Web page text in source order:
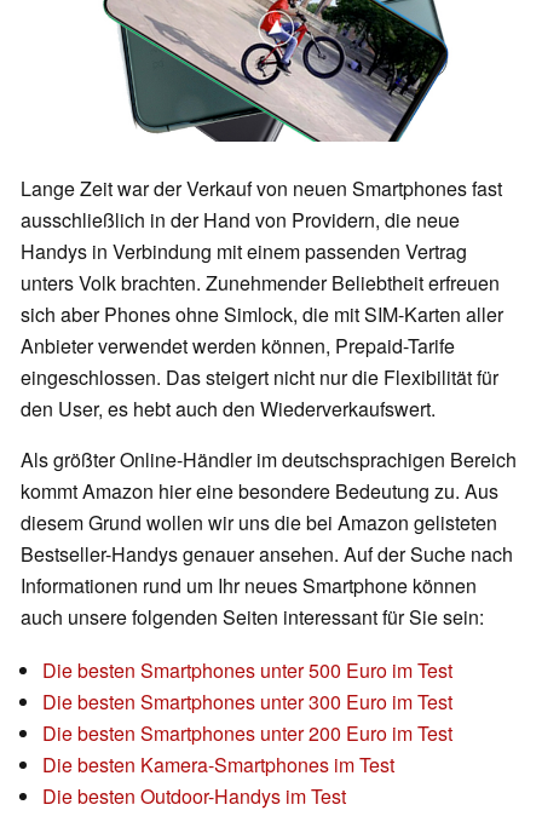
Lange Zeit war der Verkauf von neuen Smartphones fast
ausschließlich in der Hand von Providern, die neue
Handys in Verbindung mit einem passenden Vertrag
unters Volk brachten. Zunehmender Beliebtheit erfreuen
sich aber Phones ohne Simlock, die mit SIM-Karten aller
Anbieter verwendet werden können, Prepaid-Tarife
eingeschlossen. Das steigert nicht nur die Flexibilität für
den User, es hebt auch den Wiederverkaufswert.
Als größter Online-Händler im deutschsprachigen Bereich
kommt Amazon hier eine besondere Bedeutung zu. Aus
diesem Grund wollen wir uns die bei Amazon gelisteten
Bestseller-Handys genauer ansehen. Auf der Suche nach
Informationen rund um Ihr neues Smartphone können
auch unsere folgenden Seiten interessant für Sie sein:
Die besten Smartphones unter 500 Euro im Test
Die besten Smartphones unter 300 Euro im Test
Die besten Smartphones unter 200 Euro im Test
Die besten Kamera-Smartphones im Test
Die besten Outdoor-Handys im Test